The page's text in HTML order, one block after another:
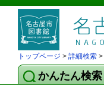
トップページ > 詳細検索 >
かんたん検索